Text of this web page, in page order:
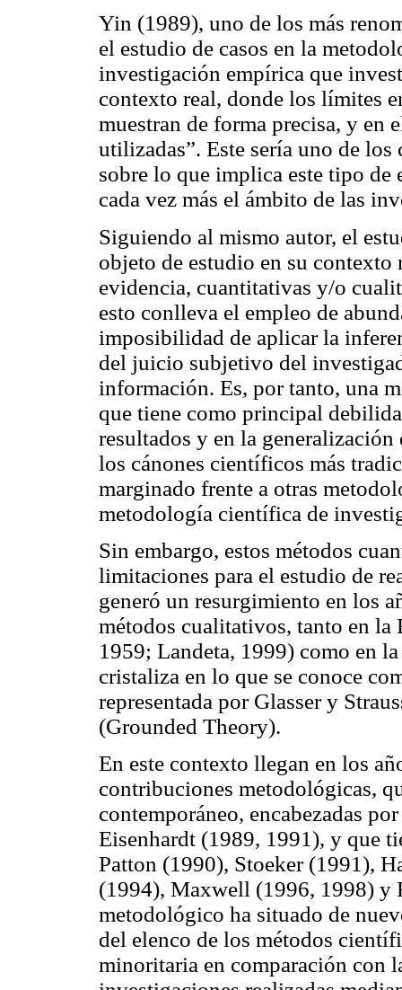
Yin (1989), uno de los más
el estudio de casos en la
investigación empírica que
contexto real, donde los límites
muestran de forma precisa, y en
utilizadas”. Este sería uno de
sobre lo que implica este tipo de
cada vez más el ámbito de las
Siguiendo al mismo autor, el
objeto de estudio en su
evidencia, cuantitativas y/o
esto conlleva el empleo de
imposibilidad de aplicar la
del juicio subjetivo del
información. Es, por tanto, una
que tiene como principal
resultados y en la
los cánones científicos más
marginado frente a otras
metodología científica de
Sin embargo, estos métodos
limitaciones para el estudio de
generó un resurgimiento en los
métodos cualitativos, tanto en la
1959; Landeta, 1999) como en
cristaliza en lo que se conoce
representada por Glasser y
(Grounded Theory).
En este contexto llegan en los
contribuciones metodológicas,
contemporáneo, encabezadas
Eisenhardt (1989, 1991), y que
Patton (1990), Stoeker (1991),
(1994), Maxwell (1996, 1998) y
metodológico ha situado de
del elenco de los métodos
minoritaria en comparación con